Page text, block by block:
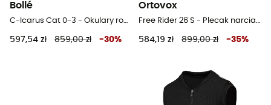
Bollé
597,54 zł 859,00 zł -30%
Ortovox
584,19 zł 899,00 zł -35%